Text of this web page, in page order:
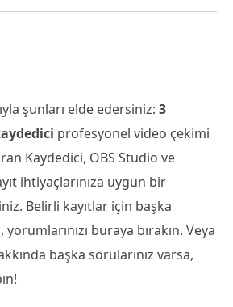
şunları elde edersiniz: 3
profesyonel video çekimi
Kaydedici, OBS Studio ve
ihtiyaçlarınıza uygun bir
Belirli kayıtlar için başka
yorumlarınızı buraya bırakın. Veya
başka sorularınız varsa,